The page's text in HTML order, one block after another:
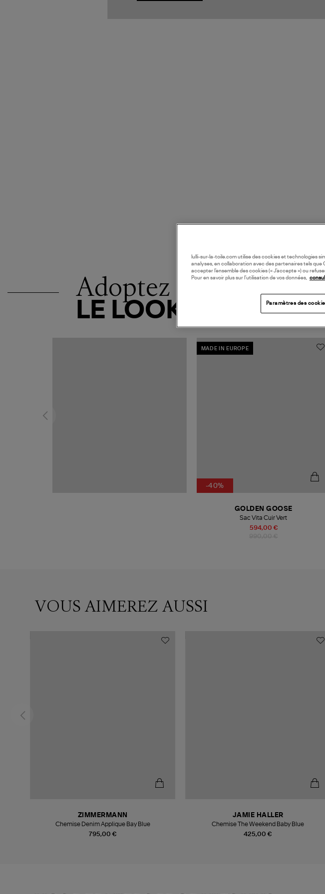
Adoptez
LE LOOK
MADE IN EUROPE
-40%
594,00 €
GOLDEN GOOSE
Sac Vita Cuir Vert
VOUS AIMEREZ AUSSI
795,00 €
ZIMMERMANN
Chemise Denim Applique Bay Blue
425,00 €
JAMIE HALLER
Chemise The Weekend Baby Blue
lulli-sur-la-toile.com utilise des cookies et technologies
analyses, en collaboration avec des partenaires tels que
accepter l’ensemble des cookies (« J’accepte ») ou
Pour en savoir plus sur l’utilisation de vos données,
Paramètres des